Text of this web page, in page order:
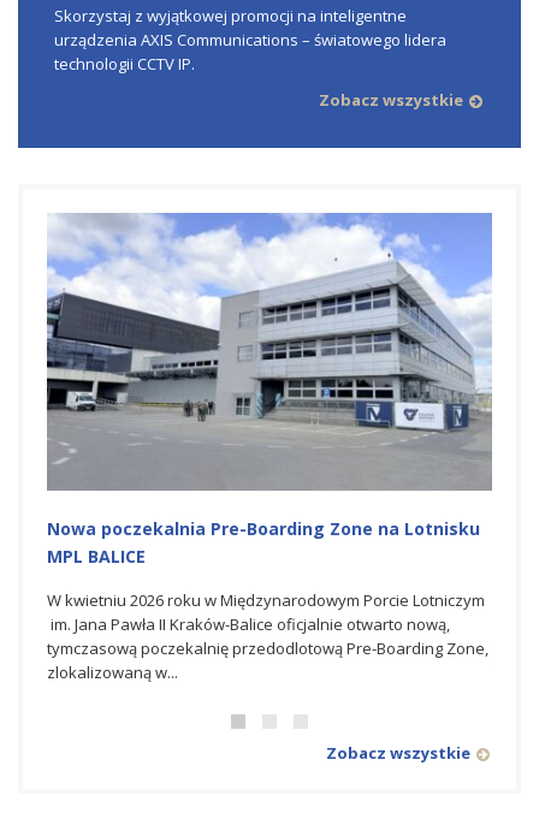
Skorzystaj z wyjątkowej promocji na inteligentne
urządzenia AXIS Communications – światowego lidera
technologii CCTV IP.
Zobacz wszystkie
Nowa poczekalnia Pre-Boarding Zone na Lotnisku
MPL BALICE
W kwietniu 2026 roku w Międzynarodowym Porcie Lotniczym
im. Jana Pawła II Kraków-Balice oficjalnie otwarto nową,
tymczasową poczekalnię przedodlotową Pre-Boarding Zone,
zlokalizowaną w...
Zobacz wszystkie